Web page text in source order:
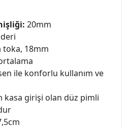
20mm
18mm
ile konforlu kullanım ve
kasa girişi olan düz pimli